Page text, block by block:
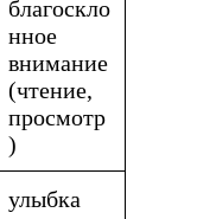
благоскло
нное
внимание
(чтение,
просмотр
)
улыбка